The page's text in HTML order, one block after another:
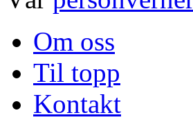
Om oss
Til topp
Kontakt